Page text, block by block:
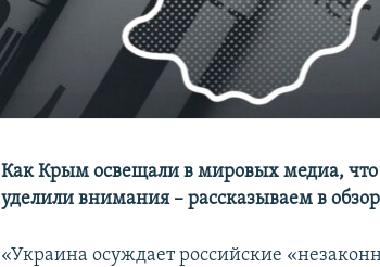
Как Крым освещали в мировых медиа, что
уделили внимания – рассказываем в
«Украина осуждает российские